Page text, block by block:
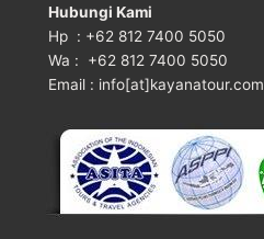
Hubungi Kami
Hp : +62 812 7400 5050
Wa : +62 812 7400 5050
Email : info[at]kayanatour.com